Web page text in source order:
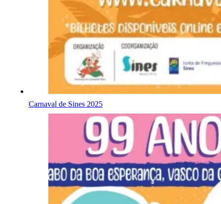
Carnaval de Sines 2025